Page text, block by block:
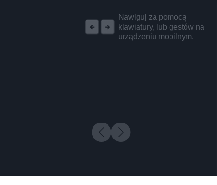
Nawiguj za pomocą
klawiatury, lub gestów na
urządzeniu mobilnym.